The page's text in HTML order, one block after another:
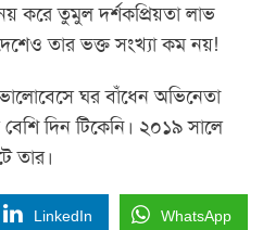
করে তুমুল দর্শকপ্রিয়তা লাভ
তার ভক্ত সংখ্যা কম নয়!
ঘর বাঁধেন অভিনেতা
দিন টিকেনি। ২০১৯ সালে
তার।
LinkedIn WhatsApp